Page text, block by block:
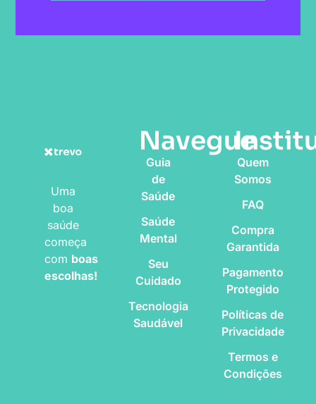
Uma
boa
saúde
começa
com boas
escolhas!
Navegue
Guia
de
Saúde
Saúde
Mental
Seu
Cuidado
Tecnologia
Saudável
Quem
Somos
FAQ
Compra
Garantida
Pagamento
Protegido
Políticas de
Privacidade
Termos e
Condições